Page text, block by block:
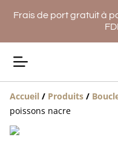
Frais de port gratuit à
Accueil / Produits /
poissons nacre